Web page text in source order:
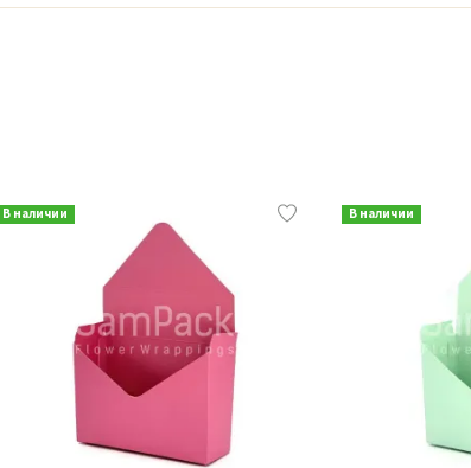
В наличии В наличии